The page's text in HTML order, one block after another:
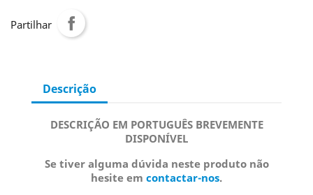
Partilhar
Descrição
DESCRIÇÃO EM PORTUGUÊS BREVEMENTE
DISPONÍVEL
Se tiver alguma dúvida neste produto não
hesite em contactar-nos.